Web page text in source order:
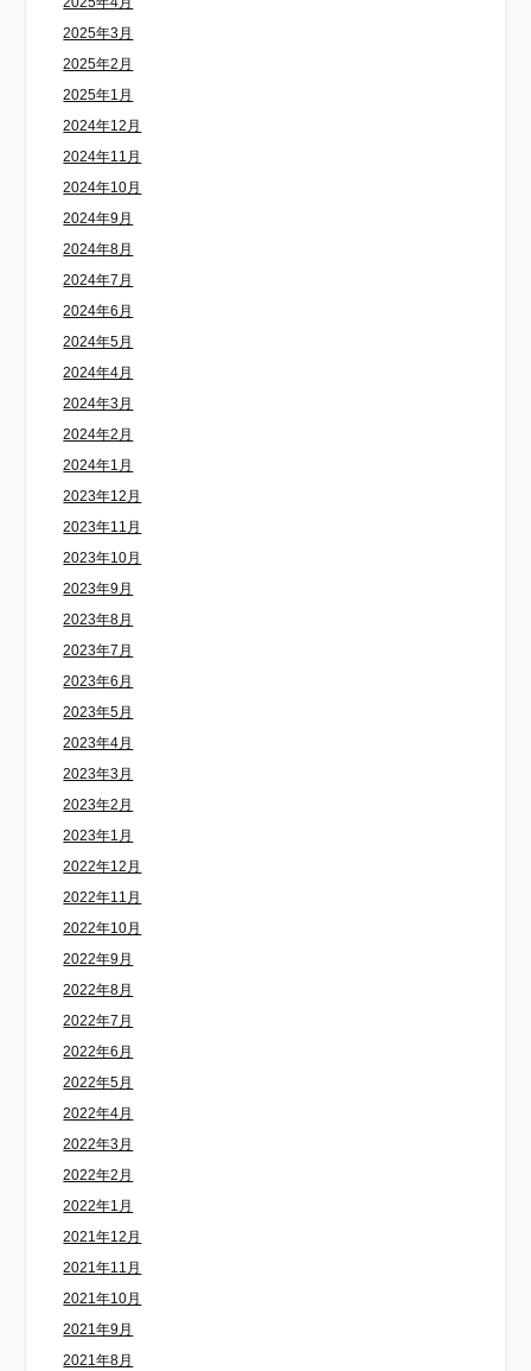
2025年3月
2025年2月
2025年1月
2024年12月
2024年11月
2024年10月
2024年9月
2024年8月
2024年7月
2024年6月
2024年5月
2024年4月
2024年3月
2024年2月
2024年1月
2023年12月
2023年11月
2023年10月
2023年9月
2023年8月
2023年7月
2023年6月
2023年5月
2023年4月
2023年3月
2023年2月
2023年1月
2022年12月
2022年11月
2022年10月
2022年9月
2022年8月
2022年7月
2022年6月
2022年5月
2022年4月
2022年3月
2022年2月
2022年1月
2021年12月
2021年11月
2021年10月
2021年9月
2021年8月